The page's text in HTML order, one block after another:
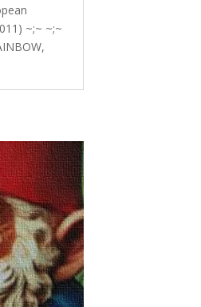
~;~ ~;~